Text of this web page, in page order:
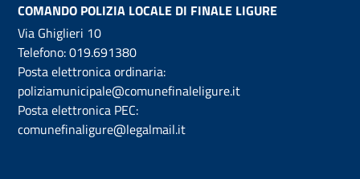
COMANDO POLIZIA LOCALE DI FINALE LIGURE
Via Ghiglieri 10
Telefono:019.691380
Posta elettronica ordinaria:
poliziamunicipale@comunefinaleligure.it
Posta elettronica PEC:
comunefinaligure@legalmail.it